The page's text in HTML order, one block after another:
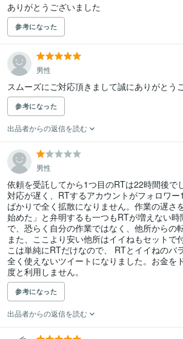
ありがとうございました
参考になった
男性
スムーズにご対応頂きまして誠にありがとう
参考になった
出品者からの返信を読む
男性
依頼を受託してから1つ目のRTは22時間後で
対応が遅く、RTするアカウントがフォロワー
ばかりで全く拡散になりません。作業の遅さ
始めた」と弁明するも一つもRTが増えない
で、恐らく自分の作業ではなく、他所からの
また、ここより安い他所はイイねもセットで
こは単純にRTだけなので、 RTとイイねのバ
全く使えないツイートになりました。お金を
度と利用しません。
参考になった
出品者からの返信を読む